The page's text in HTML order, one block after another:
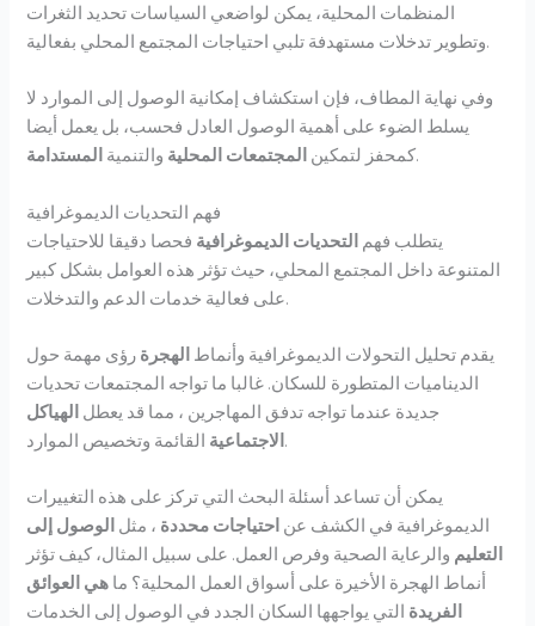
المنظمات المحلية، يمكن لواضعي السياسات تحديد الثغرات
وتطوير تدخلات مستهدفة تلبي احتياجات المجتمع المحلي بفعالية.
وفي نهاية المطاف، فإن استكشاف إمكانية الوصول إلى الموارد لا
يسلط الضوء على أهمية الوصول العادل فحسب، بل يعمل أيضا
كمحفز لتمكين المجتمعات المحلية والتنمية المستدامة .
فهم التحديات الديموغرافية
يتطلب فهم التحديات الديموغرافية فحصا دقيقا للاحتياجات
المتنوعة داخل المجتمع المحلي، حيث تؤثر هذه العوامل بشكل كبير
على فعالية خدمات الدعم والتدخلات.
يقدم تحليل التحولات الديموغرافية وأنماط الهجرة رؤى مهمة حول
الديناميات المتطورة للسكان. غالبا ما تواجه المجتمعات تحديات
جديدة عندما تواجه تدفق المهاجرين ، مما قد يعطل الهياكل
الاجتماعيةالقائمة وتخصيص الموارد.
يمكن أن تساعد أسئلة البحث التي تركز على هذه التغييرات
الديموغرافية في الكشف عن احتياجات محددة ، مثل الوصول إلى
التعليم والرعاية الصحية وفرص العمل. على سبيل المثال، كيف تؤثر
أنماط الهجرة الأخيرة على أسواق العمل المحلية؟ ما هي العوائق
الفريدة التي يواجهها السكان الجدد في الوصول إلى الخدمات